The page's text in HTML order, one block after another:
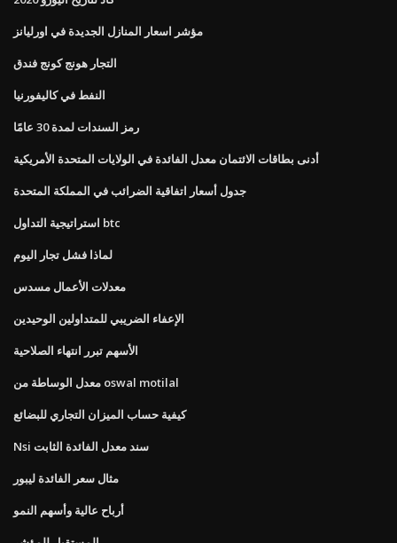
مؤشر اسعار المنازل الجديدة في اورليانز
التجار هونج كونج فندق
النفط في كاليفورنيا
رمز السندات لمدة 30 عامًا
أدنى بطاقات الائتمان معدل الفائدة في الولايات المتحدة الأمريكية
جدول أسعار اتفاقية الضرائب في المملكة المتحدة
استراتيجية التداول btc
لماذا فشل تجار اليوم
معدلات الأعمال مسدس
الإعفاء الضريبي للمتداولين الوحيدين
الأسهم تبرر انتهاء الصلاحية
معدل الوساطة من oswal motilal
كيفية حساب الميزان التجاري للبضائع
Nsi سند معدل الفائدة الثابت
مثال سعر الفائدة ليبور
أرباح عالية وأسهم النمو